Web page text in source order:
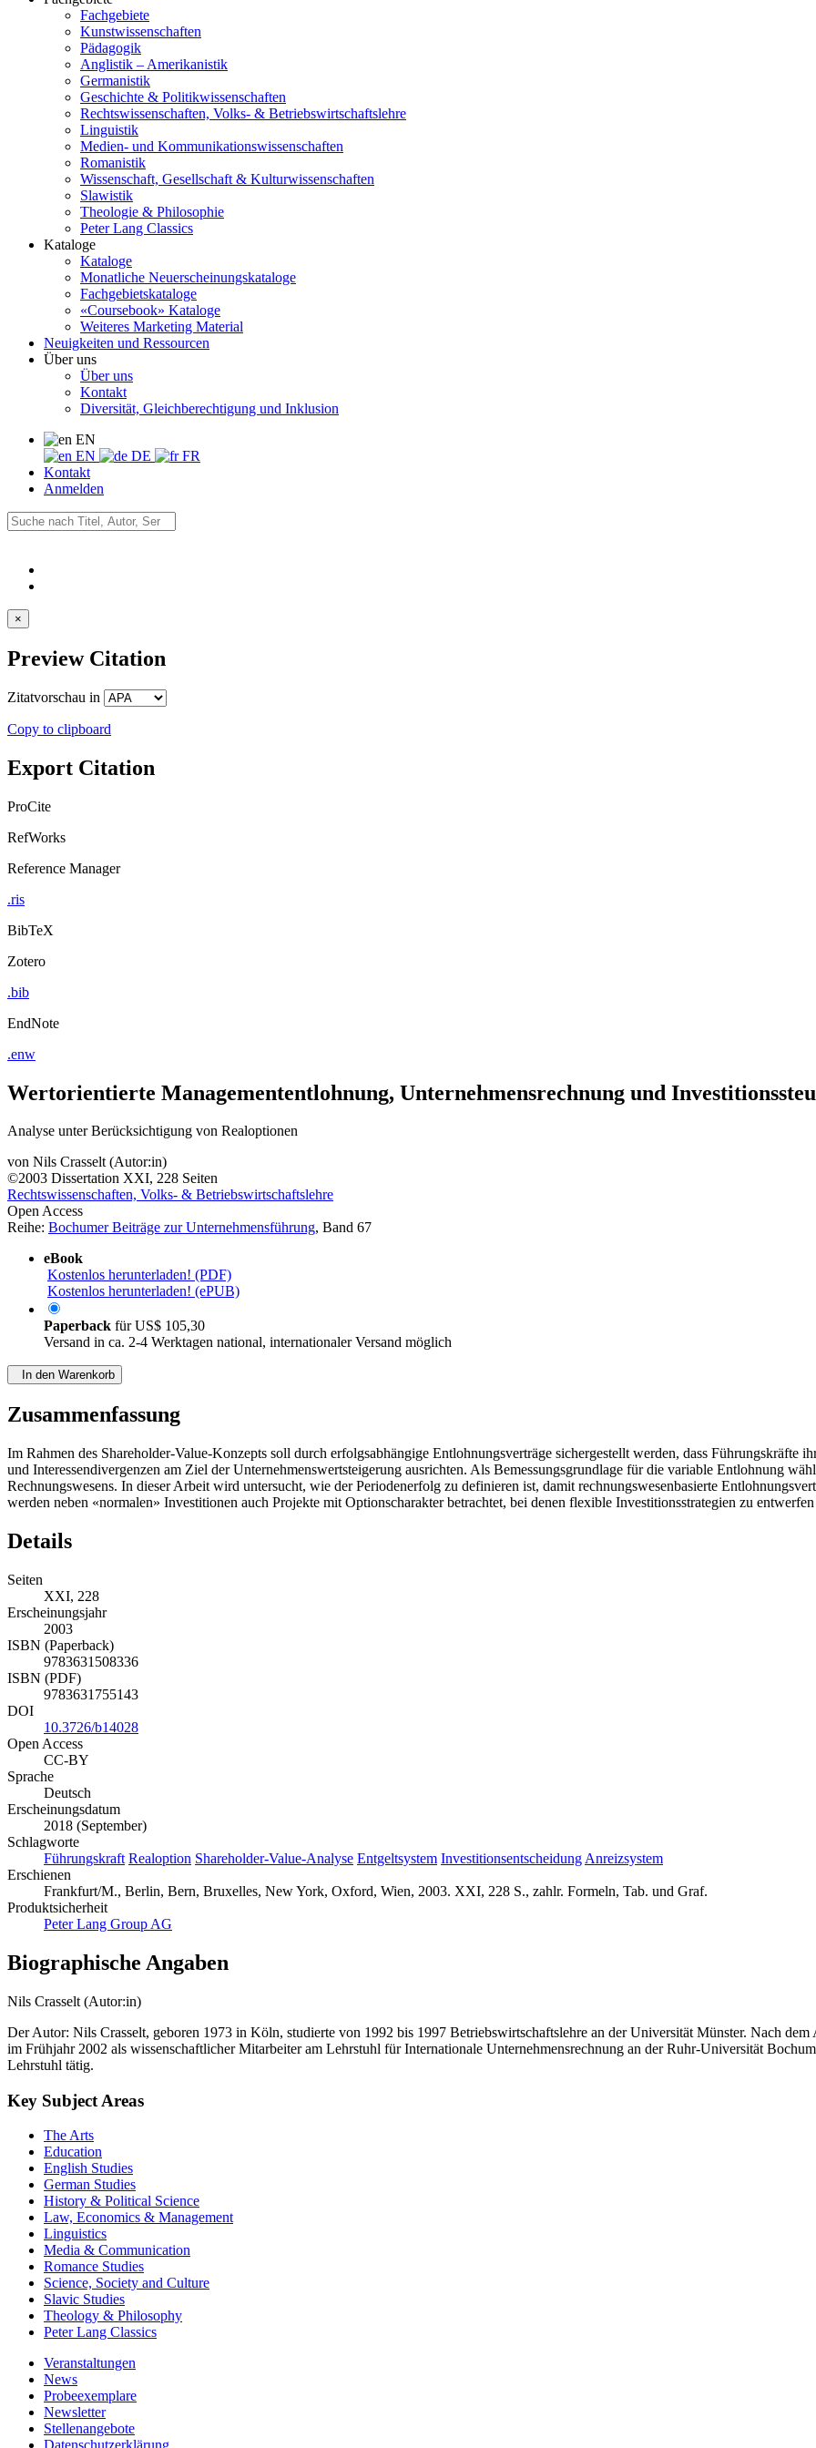
Fachgebiete
Kunstwissenschaften
Pädagogik
Anglistik – Amerikanistik
Germanistik
Geschichte & Politikwissenschaften
Rechtswissenschaften, Volks- & Betriebswirtschaftslehre
Linguistik
Medien- und Kommunikationswissenschaften
Romanistik
Wissenschaft, Gesellschaft & Kulturwissenschaften
Slawistik
Theologie & Philosophie
Peter Lang Classics
Kataloge
Kataloge
Monatliche Neuerscheinungskataloge
Fachgebietskataloge
«Coursebook» Kataloge
Weiteres Marketing Material
Neuigkeiten und Ressourcen
Über uns
Über uns
Kontakt
Diversität, Gleichberechtigung und Inklusion
EN
EN
DE
FR
Kontakt
Anmelden
×
Preview Citation
Zitatvorschau in
Copy to clipboard
Export Citation
ProCite
RefWorks
Reference Manager
.ris
BibTeX
Zotero
.bib
EndNote
.enw
Wertorientierte Managemententlohnung, Unternehmensrechnung und
Analyse unter Berücksichtigung von Realoptionen
von Nils Crasselt (Autor:in)
©2003 Dissertation XXI, 228 Seiten
Rechtswissenschaften, Volks- & Betriebswirtschaftslehre
Open Access
Reihe: Bochumer Beiträge zur Unternehmensführung, Band 67
eBook
Kostenlos herunterladen! (PDF)
Kostenlos herunterladen! (ePUB)
Paperback fürUS$ 105,30
Versand in ca. 2-4 Werktagen national, internationaler Versand möglich
In den Warenkorb
Zusammenfassung
Im Rahmen des Shareholder-Value-Konzepts soll durch erfolgsabhängige Entlohnungsverträge sichergestellt werden, dass Führungskräfte
und Interessendivergenzen am Ziel der Unternehmenswertsteigerung ausrichten. Als Bemessungsgrundlage für die variable Entlohnung
Rechnungswesens. In dieser Arbeit wird untersucht, wie der Periodenerfolg zu definieren ist, damit rechnungswesenbasierte
werden neben «normalen» Investitionen auch Projekte mit Optionscharakter betrachtet, bei denen flexible Investitionsstrategien zu
Details
Seiten
XXI, 228
Erscheinungsjahr
2003
ISBN (Paperback)
9783631508336
ISBN (PDF)
9783631755143
DOI
10.3726/b14028
Open Access
CC-BY
Sprache
Deutsch
Erscheinungsdatum
2018 (September)
Schlagworte
Führungskraft Realoption Shareholder-Value-Analyse Entgeltsystem Investitionsentscheidung Anreizsystem
Erschienen
Frankfurt/M., Berlin, Bern, Bruxelles, New York, Oxford, Wien, 2003. XXI, 228 S., zahlr. Formeln, Tab. und Graf.
Produktsicherheit
Peter Lang Group AG
Biographische Angaben
Nils Crasselt (Autor:in)
Der Autor: Nils Crasselt, geboren 1973 in Köln, studierte von 1992 bis 1997 Betriebswirtschaftslehre an der Universität Münster. Nach
im Frühjahr 2002 als wissenschaftlicher Mitarbeiter am Lehrstuhl für Internationale Unternehmensrechnung an der Ruhr-Universität
Lehrstuhl tätig.
Key Subject Areas
The Arts
Education
English Studies
German Studies
History & Political Science
Law, Economics & Management
Linguistics
Media & Communication
Romance Studies
Science, Society and Culture
Slavic Studies
Theology & Philosophy
Peter Lang Classics
Veranstaltungen
News
Probeexemplare
Newsletter
Stellenangebote